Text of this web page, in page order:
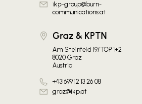
ikp-group@burn-
communications.at
Graz & KPTN
Am Steinfeld 19/TOP 1+2
8020 Graz
Austria
+43 699 12 13 26 08
graz@ikp.at